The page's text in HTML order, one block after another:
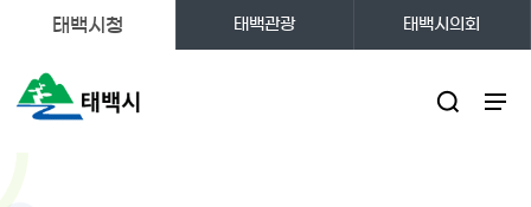
태백시청 태백관광 태백시의회